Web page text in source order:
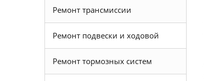
Ремонт трансмиссии
Ремонт подвески и ходовой
Ремонт тормозных систем